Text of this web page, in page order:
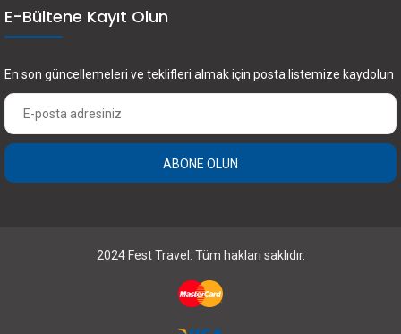
E-Bültene Kayıt Olun
En son güncellemeleri ve teklifleri almak için posta listemize kaydolun
ABONE OLUN
2024 Fest Travel. Tüm hakları saklıdır.